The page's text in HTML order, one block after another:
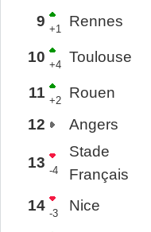
9 +1 Rennes
10 +4 Toulouse
11 +2 Rouen
12
Angers
13 -4
Stade
Français
14 -3 Nice